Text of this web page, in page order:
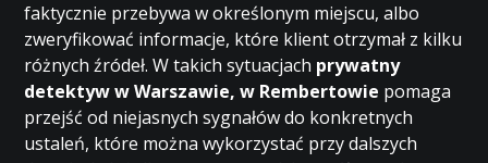
faktycznie przebywa w określonym miejscu, albo
zweryfikować informacje, które klient otrzymał z kilku
różnych źródeł. W takich sytuacjach prywatny
detektyw w Warszawie, w Rembertowie pomaga
przejść od niejasnych sygnałów do konkretnych
ustaleń, które można wykorzystać przy dalszych